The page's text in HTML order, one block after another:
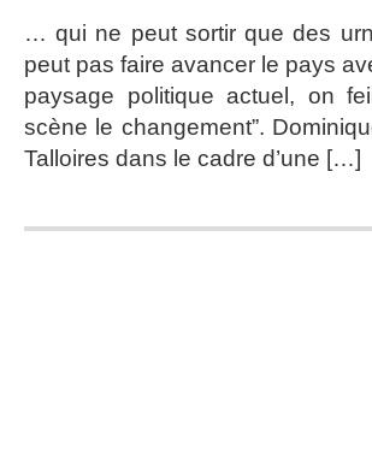
républicaine…
avec
urnes
… qui ne peut sortir que des
peut pas faire avancer le pays
paysage politique actuel, on
scène le changement”.
Talloires dans le cadre d’une […]